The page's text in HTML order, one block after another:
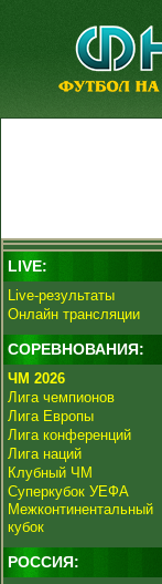
LIVE:
Live-результаты
Онлайн трансляции
СОРЕВНОВАНИЯ:
ЧМ 2026
Лига чемпионов
Лига Европы
Лига конференций
Лига наций
Клубный ЧМ
Суперкубок УЕФА
Межконтинентальный
кубок
РОССИЯ: